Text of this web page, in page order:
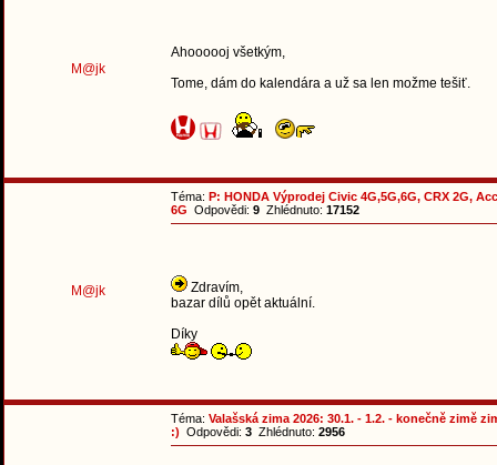
M@jk
Ahoooooj všetkým,
Tome, dám do kalendára a už sa len možme tešiť.
M@jk
Téma: P: HONDA Výprodej Civic 4G,5G,6G, CRX 2G,
6G Odpovědi: 9 Zhlédnuto: 17152
Zdravím,
bazar dílů opět aktuální.
Díky
Téma: Valašská zima 2026: 30.1. - 1.2. - konečně zimě
:) Odpovědi: 3 Zhlédnuto: 2956